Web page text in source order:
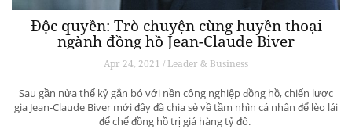
Độc quyền: Trò chuyện cùng huyền thoại
ngành đồng hồ Jean-Claude Biver
Apr 24, 2021 / Leader & Business
Sau gần nửa thế kỷ gắn bó với nền công nghiệp đồng hồ, chiến lược
gia Jean-Claude Biver mới đây đã chia sẻ về tầm nhìn cá nhân để lèo lái
đế chế đồng hồ trị giá hàng tỷ đô.